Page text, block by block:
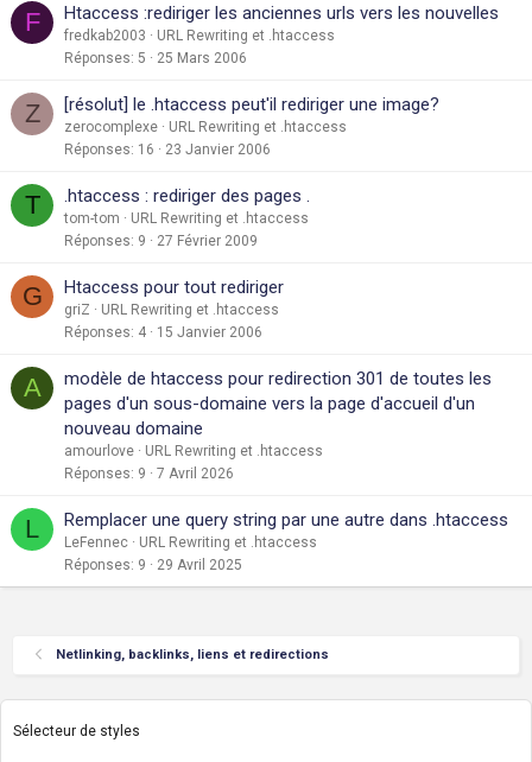
F Htaccess :rediriger les anciennes urls vers les nouvelles
fredkab2003
URL Rewriting et .htaccess
Réponses 5 25 Mars 2006
Z [résolut] le .htaccess peut'il rediriger une image?
zerocomplexe
URL Rewriting et .htaccess
Réponses 16 23 Janvier 2006
T .htaccess : rediriger des pages .
tom-tom
URL Rewriting et .htaccess
Réponses 9 27 Février 2009
G Htaccess pour tout rediriger
griZ
URL Rewriting et .htaccess
Réponses 4 15 Janvier 2006
A
modèle de htaccess pour redirection 301 de toutes les
pages d'un sous-domaine vers la page d'accueil d'un
nouveau domaine
amourlove
URL Rewriting et .htaccess
Réponses 9 7 Avril 2026
L Remplacer une query string par une autre dans .htaccess
LeFennec
URL Rewriting et .htaccess
Réponses 9 29 Avril 2025
Netlinking, backlinks, liens et redirections
Sélecteur de styles